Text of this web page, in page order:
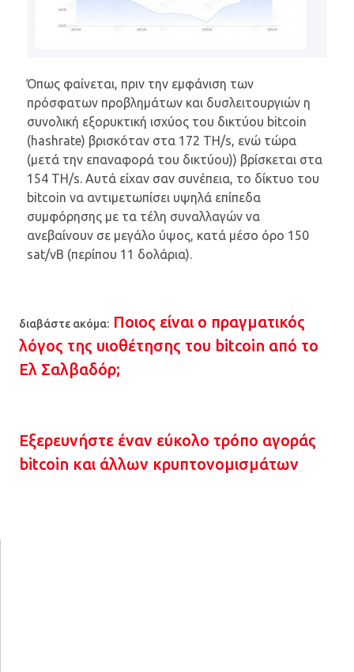
Όπως φαίνεται, πριν την εμφάνιση των
πρόσφατων προβλημάτων και δυσλειτουργιών η
συνολική εξορυκτική ισχύος του δικτύου bitcoin
(hashrate) βρισκόταν στα 172 TH/s, ενώ τώρα
(μετά την επαναφορά του δικτύου)) βρίσκεται στα
154 TH/s. Αυτά είχαν σαν συνέπεια, το δίκτυο του
bitcoin να αντιμετωπίσει υψηλά επίπεδα
συμφόρησης με τα τέλη συναλλαγών να
ανεβαίνουν σε μεγάλο ύψος, κατά μέσο όρο 150
sat/vB (περίπου 11 δολάρια).
διαβάστε ακόμα: Ποιος είναι ο πραγματικός
λόγος της υιοθέτησης του bitcoin από το
Ελ Σαλβαδόρ;
Εξερευνήστε έναν εύκολο τρόπο αγοράς
bitcoin και άλλων κρυπτονομισμάτων